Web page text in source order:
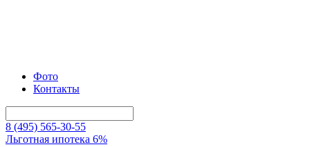
Фото
Контакты
8 (495) 565-30-55
Льготная ипотека 6%